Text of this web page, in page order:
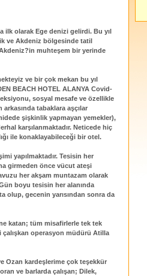
ilk olarak Ege denizi gelirdi. Bu yıl
ve Akdeniz bölgesinde tatil
muhteşem bir yerinde
ve bir çok mekan bu yıl
BEACH HOTEL ALANYA Covid-
sosyal mesafe ve özellikle
tabaklara aşçılar
şişkinlik yapmayan yemekler),
karşılanmaktadır. Neticede hiç
ile konaklayabileceği bir otel.
yapılmaktadır. Tesisin her
girmeden önce vücut ateşi
her akşam muntazam olarak
boyu tesisin her alanında
olup, gecenin yarısından sonra da
katan; tüm misafirlerle tek tek
operasyon müdürü Atilla
Ozan kardeşlerime çok teşekkür
ve barlarda çalışan; Dilek,